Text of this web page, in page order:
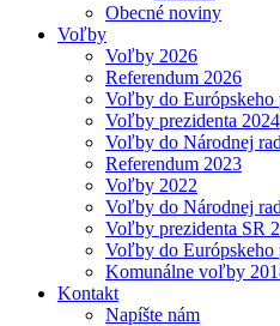
Obecné noviny
Voľby
Voľby 2026
Referendum 2026
Voľby do Európskeho
Voľby prezidenta 2024
Voľby do Národnej
Referendum 2023
Voľby 2022
Voľby do Národnej
Voľby prezidenta SR
Voľby do Európskeho
Komunálne voľby
Kontakt
Napíšte nám